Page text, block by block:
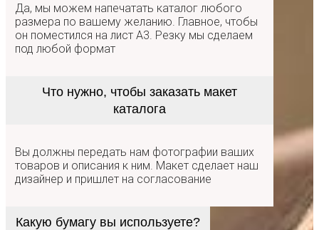
Да, мы можем напечатать каталог любого
размера по вашему желанию. Главное, чтобы
он поместился на лист А3. Резку мы сделаем
под любой формат
Что нужно, чтобы заказать макет
каталога
Вы должны передать нам фотографии ваших
товаров и описания к ним. Макет сделает наш
дизайнер и пришлет на согласование
Какую бумагу вы используете?